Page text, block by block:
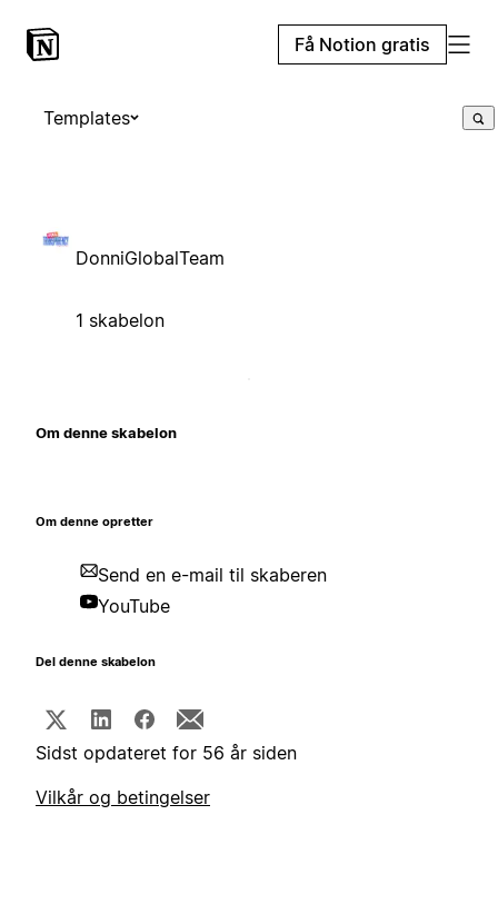
Få Notion gratis
Templates
DonniGlobalTeam
1 skabelon
Om denne skabelon
Om denne opretter
Send en e-mail til skaberen
YouTube
Del denne skabelon
Sidst opdateret for 56 år siden
Vilkår og betingelser